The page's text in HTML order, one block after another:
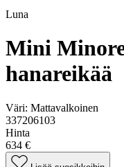
Luna
Mini
hanareikää
Väri: Mattavalkoinen
337206103
Hinta
634 €